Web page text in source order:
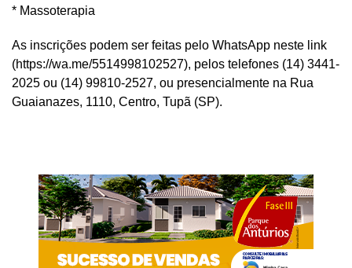
* Massoterapia
As inscrições podem ser feitas pelo WhatsApp neste link
(https://wa.me/5514998102527), pelos telefones (14) 3441-
2025 ou (14) 99810-2527, ou presencialmente na Rua
Guaianazes, 1110, Centro, Tupã (SP).